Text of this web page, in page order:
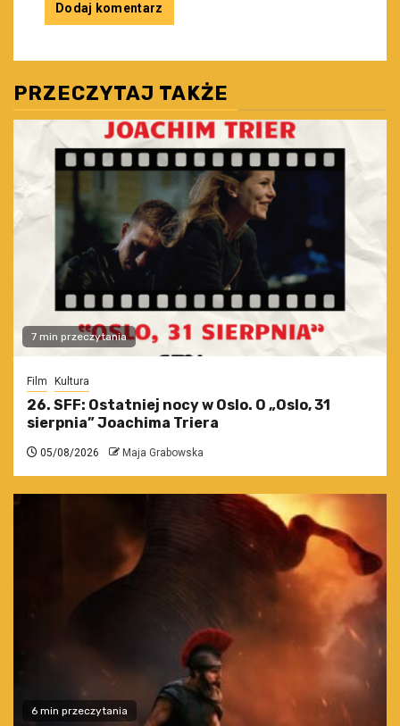
PRZECZYTAJ TAKŻE
7 min przeczytania
Film Kultura
26. SFF: Ostatniej nocy w Oslo. O „Oslo, 31
sierpnia” Joachima Triera
05/08/2026 Maja Grabowska
6 min przeczytania